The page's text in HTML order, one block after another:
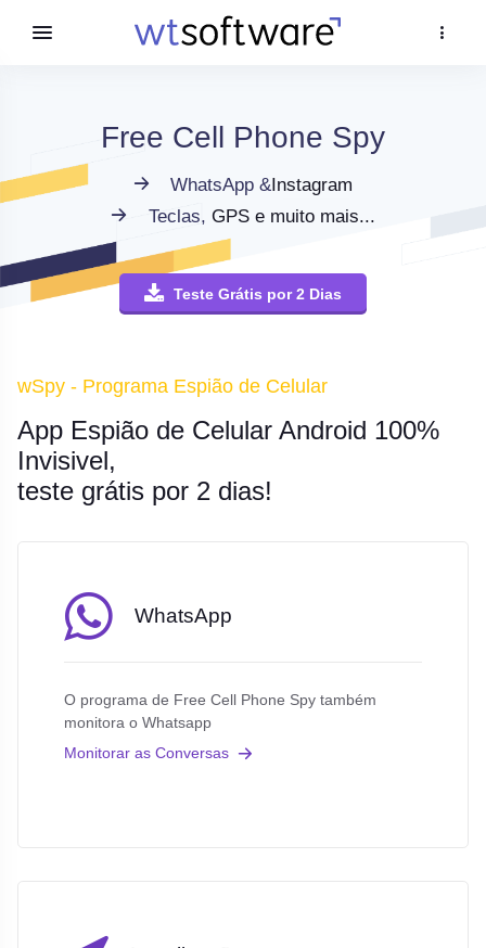
Free Cell Phone Spy
WhatsApp &Instagram
Teclas, GPS e muito mais...
Teste Grátis por 2 Dias
wSpy - Programa Espião de Celular
App Espião de Celular Android 100%
Invisivel,
teste grátis por 2 dias!
WhatsApp
O programa de Free Cell Phone Spy também
monitora o Whatsapp
Monitorar as Conversas